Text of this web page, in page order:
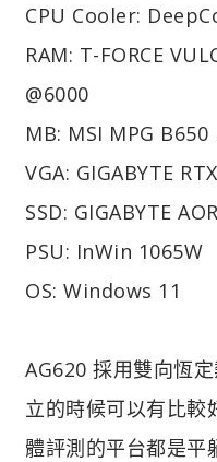
CPU Cooler:
RAM: T-FORCE
@6000
MB: MSI MPG B650
VGA: GIGABYTE
SSD: GIGABYTE
PSU: InWin 1065W
OS: Windows 11
AG620 採用雙向恆
立的時候可以有比較
體評測的平台都是平